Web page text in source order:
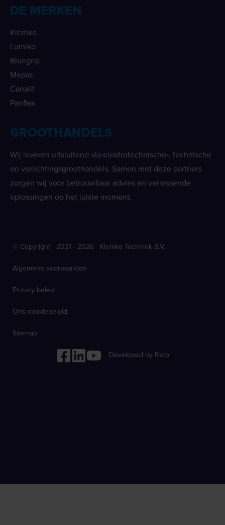
DE MERKEN
Klemko
Lumiko
Bluegrip
Mepac
Canalit
Panflex
GROOTHANDELS
Wij leveren uitsluitend via elektrotechnische-, technische
en verlichtingsgroothandels. Samen met deze partners
zorgen wij voor betrouwbaar advies en verrassende
oplossingen op het juiste moment.
© Copyright 2021 - 2026 Klemko Techniek B.V.
Algemene voorwaarden
Privacy beleid
Ons cookiebeleid
Sitemap
Developed by Reto